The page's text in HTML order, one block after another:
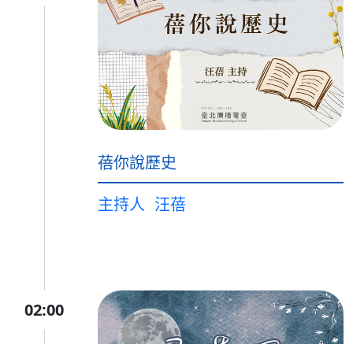
蓓你說歷史
主持人 汪蓓
02:00